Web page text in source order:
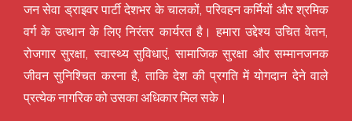
जन सेवा ड्राइवर पार्टी देशभर के चालकों, परिवहन कर्मियों और श्रमिक
वर्ग के उत्थान के लिए निरंतर कार्यरत है। हमारा उद्देश्य उचित वेतन,
रोजगार सुरक्षा, स्वास्थ्य सुविधाएं, सामाजिक सुरक्षा और सम्मानजनक
जीवन सुनिश्चित करना है, ताकि देश की प्रगति में योगदान देने वाले
प्रत्येक नागरिक को उसका अधिकार मिल सके।